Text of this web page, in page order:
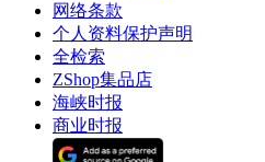
网络条款
个人资料保护声明
全检索
ZShop集品店
海峡时报
商业时报